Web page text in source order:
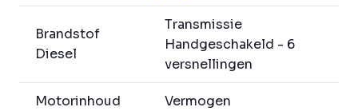
Brandstof
Diesel
Transmissie
Handgeschakeld - 6
versnellingen
Motorinhoud
Vermogen